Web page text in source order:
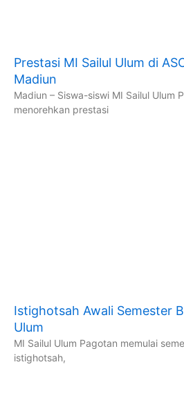
Prestasi MI Sailul Ulum di
Madiun
Madiun – Siswa-siswi MI Sailul Ulum
menorehkan prestasi
Istighotsah Awali Semester
Ulum
MI Sailul Ulum Pagotan memulai
istighotsah,